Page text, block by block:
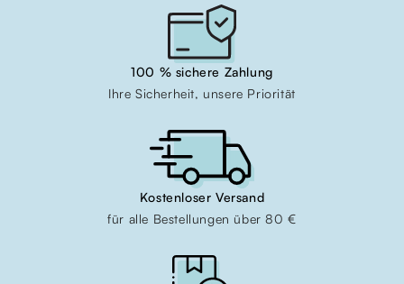
100 % sichere Zahlung
Ihre Sicherheit, unsere Priorität
Kostenloser Versand
für alle Bestellungen über 80 €